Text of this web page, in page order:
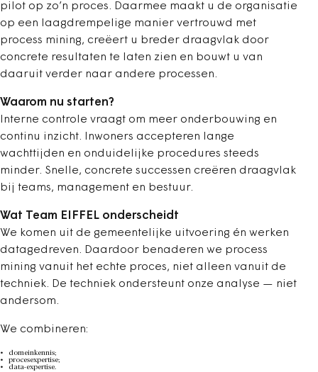
pilot op zo’n proces. Daarmee maakt u de organisatie
op een laagdrempelige manier vertrouwd met
process mining, creëert u breder draagvlak door
concrete resultaten te laten zien en bouwt u van
daaruit verder naar andere processen.
Waarom nu starten?
Interne controle vraagt om meer onderbouwing en
continu inzicht. Inwoners accepteren lange
wachttijden en onduidelijke procedures steeds
minder. Snelle, concrete successen creëren draagvlak
bij teams, management en bestuur.
Wat Team EIFFEL onderscheidt
We komen uit de gemeentelijke uitvoering én werken
datagedreven. Daardoor benaderen we process
mining vanuit het echte proces, niet alleen vanuit de
techniek. De techniek ondersteunt onze analyse — niet
andersom.
We combineren:
domeinkennis;
procesexpertise;
data-expertise.